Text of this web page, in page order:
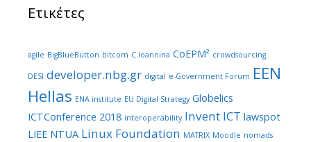
Ετικέτες
agile BigBlueButton bitcom C.Ioannina CoEPM² crowdsourcing
DESI developer.nbg.gr digital e-Government Forum EEN
Hellas ENA institute EU Digital Strategy Globelics
ICTConference 2018 interoperability Invent ICT lawspot
LIEE NTUA Linux Foundation MATRIX Moodle nomads